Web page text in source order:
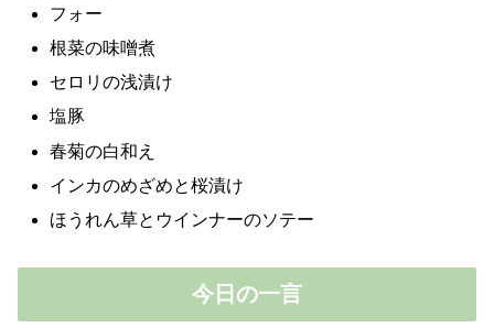
フォー
根菜の味噌煮
セロリの浅漬け
塩豚
春菊の白和え
インカのめざめと桜漬け
ほうれん草とウインナーのソテー
今日の一言